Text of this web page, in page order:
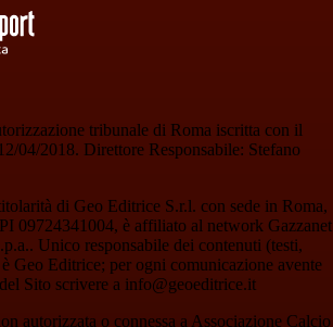
tribunale di Roma iscritta con il
04/2018. Direttore Responsabile: Stefano
di Geo Editrice S.r.l. con sede in Roma,
09724341004, è affiliato al network Gazzanet
Unico responsabile dei contenuti (testi,
Geo Editrice; per ogni comunicazione avente
Sito scrivere a info@geoeditrice.it
autorizzata o connessa a Associazione Calcio